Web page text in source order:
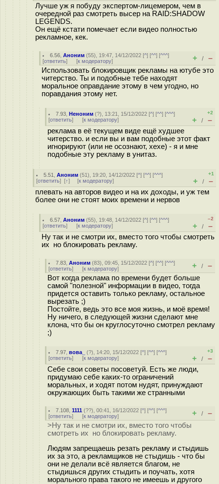
Лучше уж я побуду экспертом-лицемером, чем в
очередной раз смотреть высер на RAID:SHADOW
LEGENDS.
Он ещё кстати помечает если видео полностью
рекламное, кек.
6.56 ,Аноним (55), 19:47, 14/12/2022 [^] [^^] [^^^]
[ответить] [к модератору] + / –
Использовать блокировщик рекламы на ютубе это
читерство. Ты и подобные тебе находят
моральное оправдание этому в чем угодно, но
поравдания этому нет.
7.93 ,Неноним (?), 13:21, 15/12/2022 [^] [^^] [^^^]
[ответить] [к модератору]
+2
+ / –
реклама в её текущем виде ещё худшее
читерство. и если вы и вам подобные этот факт
игнорируют (или не осознают, хехе) - я и мне
подобные эту рекламу в унитаз.
5.51 ,Аноним (51), 19:20, 14/12/2022 [^] [^^] [^^^]
[ответить] [↑] [к модератору]
+1
+ / –
плевать на авторов видео и на их доходы, и уж тем
более они не стоят моих времени и нервов
6.57 ,Аноним (55), 19:48, 14/12/2022 [^] [^^] [^^^]
[ответить] [к модератору]
–2
+ / –
Ну так и не смотри их, вместо того чтобы смотреть
их но блокировать рекламу.
7.83 ,Аноним (83), 09:45, 15/12/2022 [^] [^^] [^^^]
[ответить] [к модератору] + / –
Вот когда реклама по времени будет больше
самой "полезной" информации в видео, тогда
придется оставить только рекламу, остальное
вырезать ;)
Постойте, ведь это все моя жизнь, и моё время!
Ну ничего, в следующей жизни сделают мне
клона, что бы он круглосуточно смотрел рекламу
;)
7.97 ,вова_ (?), 14:20, 15/12/2022 [^] [^^] [^^^]
[ответить] [к модератору]
+3
+ / –
Себе свои советы посоветуй. Есть же люди,
придумаю себе каких-то ограничений
моральных, и ходят потом нудят, принуждают
окружающих быть такими же странными
7.108 ,1111 (??), 00:41, 16/12/2022 [^] [^^] [^^^]
[ответить] [к модератору] + / –
>Ну так и не смотри их, вместо того чтобы
смотреть их но блокировать рекламу.
Людям запрещаешь резать рекламу и стыдишь
их за это, а рекламщиков не стыдишь - что бы
они не делали всё является благом, не
стыдишься других стыдить и поучать, хотя
морального права такого не имеешь и другого